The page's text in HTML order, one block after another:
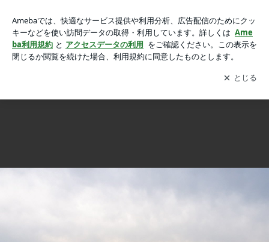
か！？の画像 5枚中3枚目
完成しました！ そして○○のコンプリートは成功するのか！？